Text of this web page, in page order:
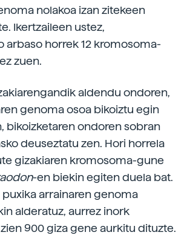
nolakoa izan zitekeen
Ikertzaileen ustez,
arbaso horrek 12 kromosoma-
zuen.
aldendu ondoren,
genoma osoa bikoiztu egin
bikoizketaren ondoren sobran
deuseztatu zen. Hori horrela
gizakiaren kromosoma-gune
-en biekin egiten duela bat.
puxika arrainaren genoma
alderatuz, aurrez inork
900 giza gene aurkitu dituzte.